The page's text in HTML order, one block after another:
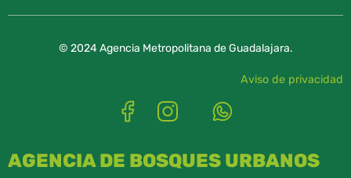
© 2024 Agencia Metropolitana de Guadalajara.
Aviso de privacidad
AGENCIA DE BOSQUES URBANOS